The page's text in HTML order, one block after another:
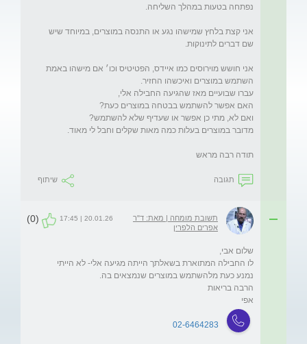
אני קצת בלחץ שמישהו נגע או התנסה במוצרים, במיוחד שיש
אני חושש מוירוסים כמו איידס, הפטיטיס וכו׳ אם מישהו באמת
תודה רבה מראש
תגובה שיתוף
תשובת מומחה | מאת: ד"ר
אפרים הלפרין
20.01.26 | 17:45
(0)
לו החבילה המתוארת בשאלתך הייתה מגיעה אלי- לא הייתי
אפי
02-6464283